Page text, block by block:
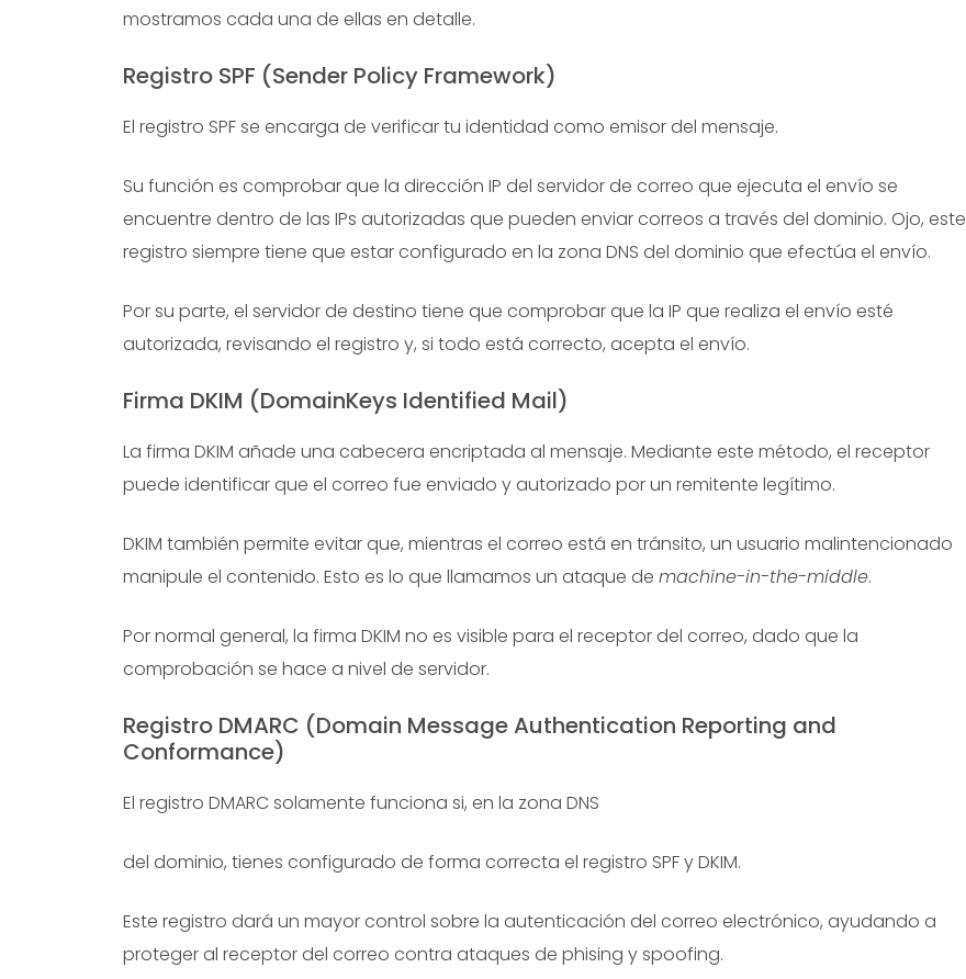
mostramos cada una de ellas en detalle.
Registro SPF (Sender Policy Framework)
El registro SPF se encarga de verificar tu identidad como emisor del mensaje.
Su función es comprobar que la dirección IP del servidor de correo que ejecuta el envío se
encuentre dentro de las IPs autorizadas que pueden enviar correos a través del dominio. Ojo, este
registro siempre tiene que estar configurado en la zona DNS del dominio que efectúa el envío.
Por su parte, el servidor de destino tiene que comprobar que la IP que realiza el envío esté
autorizada, revisando el registro y, si todo está correcto, acepta el envío.
Firma DKIM (DomainKeys Identified Mail)
La firma DKIM añade una cabecera encriptada al mensaje. Mediante este método, el receptor
puede identificar que el correo fue enviado y autorizado por un remitente legítimo.
DKIM también permite evitar que, mientras el correo está en tránsito, un usuario malintencionado
manipule el contenido. Esto es lo que llamamos un ataque de machine-in-the-middle.
Por normal general, la firma DKIM no es visible para el receptor del correo, dado que la
comprobación se hace a nivel de servidor.
Registro DMARC (Domain Message Authentication Reporting and
Conformance)
El registro DMARC solamente funciona si, en la zona DNS
del dominio, tienes configurado de forma correcta el registro SPF y DKIM.
Este registro dará un mayor control sobre la autenticación del correo electrónico, ayudando a
proteger al receptor del correo contra ataques de phising y spoofing.